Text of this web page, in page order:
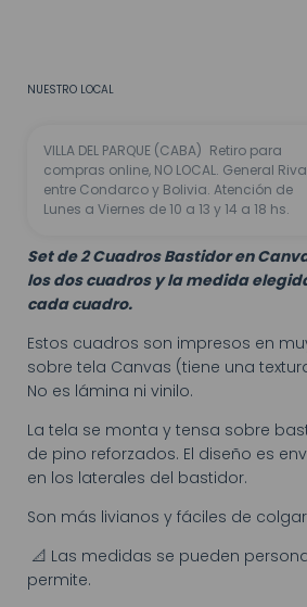
NUESTRO LOCAL
VILLA DEL PARQUE (CABA) Retiro para
compras online, NO LOCAL. General
entre Condarco y Bolivia. Atención de
Lunes a Viernes de 10 a 13 y 14 a 18 hs.
Set de 2 Cuadros Bastidor en
los dos cuadros y la medida
cada cuadro.
Estos cuadros son impresos en
sobre tela Canvas (tiene una
No es lámina ni vinilo.
La tela se monta y tensa sobre
de pino reforzados. El diseño es
en los laterales del bastidor.
Son más livianos y fáciles de
📐 Las medidas se pueden
permite.